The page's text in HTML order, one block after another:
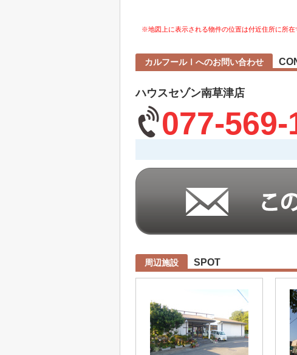
※地図上に表示される物件の位置は付近住所に所在
カルフールⅠへのお問い合わせ
ハウスセゾン南草津店
077-569-
周辺施設 SPOT